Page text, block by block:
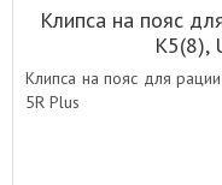
Клипса на пояс
K5(8),
Клипса на пояс для
5R Plus